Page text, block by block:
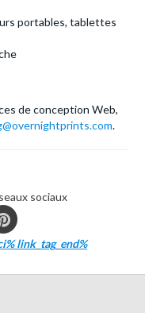
portables, tablettes
de conception Web,
.
sociaux
link_tag_end%